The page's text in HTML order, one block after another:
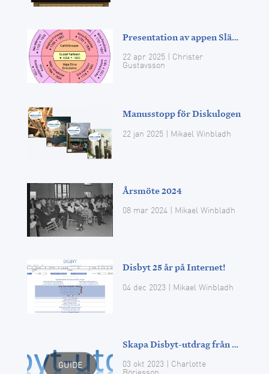
Presentation av appen Släkten
22 apr 2025 | Christer
Gustavsson
Manusstopp för Diskulogen
22 jan 2025 | Mikael Winbladh
Årsmöte 2024
08 mar 2024 | Mikael Winbladh
Disbyt 25 år på Internet!
04 dec 2023 | Mikael Winbladh
GUIDE
Skapa Disbyt-utdrag från andra släktforskningsprogram
03 okt 2023 | Charlotte